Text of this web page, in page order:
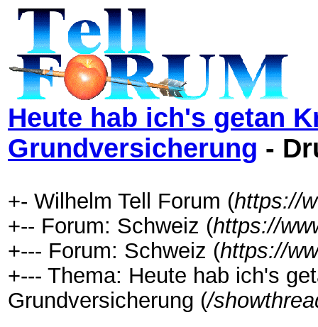
Heute hab ich's getan
Grundversicherung -
+- Wilhelm Tell Forum (https://
+-- Forum: Schweiz (https://
+--- Forum: Schweiz (https://
+--- Thema: Heute hab ich's
Grundversicherung (/